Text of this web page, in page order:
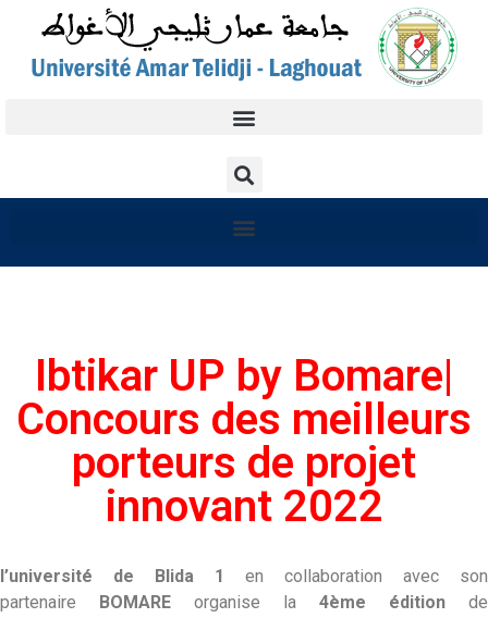
Ibtikar UP by Bomare|
Concours des meilleurs
porteurs de projet
innovant 2022
l’université de Blida 1
en collaboration avec son
partenaire
BOMARE organise la 4ème édition de